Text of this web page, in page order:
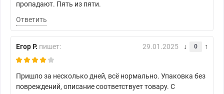
пропадают. Пять из пяти.
Ответить
Егор Р. пишет: 29.01.2025 0
Пришло за несколько дней, всё нормально. Упаковка без
повреждений, описание соответствует товару. С